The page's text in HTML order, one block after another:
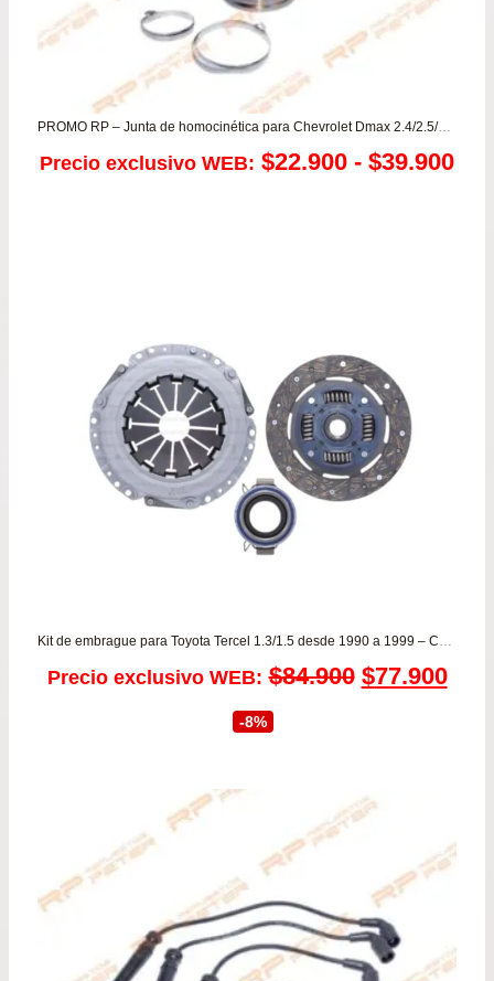
PROMO RP – Junta de homocinética para Chevrolet Dmax 2.4/2.5/3.0/3.5
Precio exclusivo WEB: $22.900 - $39.900
Kit de embrague para Toyota Tercel 1.3/1.5 desde 1990 a 1999 – Corolla 1.3/1.6 VALEO
Precio exclusivo WEB: $84.900 El
era:
$84.900.
$77.900El
-8%